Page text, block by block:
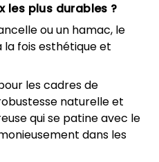
les plus durables ?
ou un hamac, le
fois esthétique et
les cadres de
naturelle et
qui se patine avec le
dans les